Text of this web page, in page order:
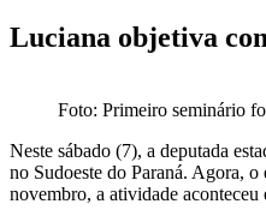
Luciana objetiva
Foto: Primeiro seminário
Neste sábado (7), a deputada
no Sudoeste do Paraná. Agora,
novembro, a atividade aconteceu